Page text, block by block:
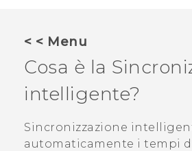
ASSISTENZA
< < Menu
Cosa è la
intelligente?
Sincronizzazione
automaticamente i tempi